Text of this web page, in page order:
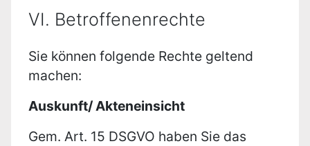
VI. Betroffenenrechte
Sie können folgende Rechte geltend
machen:
Auskunft/ Akteneinsicht
Gem. Art. 15 DSGVO haben Sie das